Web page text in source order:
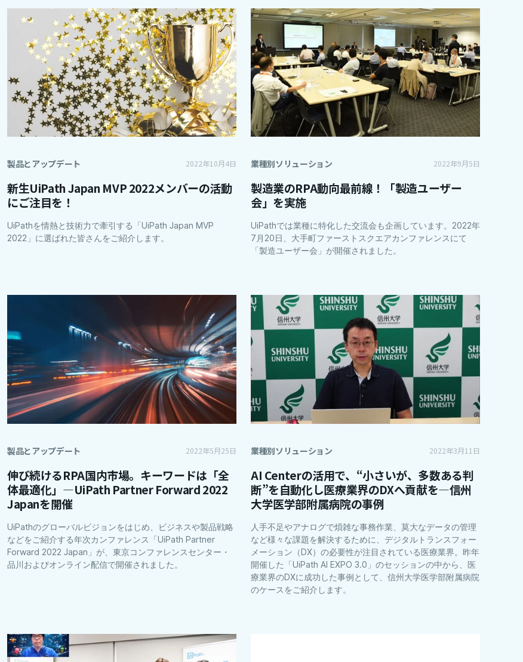
製品とアップデート 2022年10月4日
新生UiPath Japan MVP 2022メンバーの活動
にご注目を！
UiPathを情熱と技術力で牽引する「UiPath Japan MVP
2022」に選ばれた皆さんをご紹介します。
業種別ソリューション 2022年9月5日
製造業のRPA動向最前線！「製造ユーザー
会」を実施
UiPathでは業種に特化した交流会も企画しています。2022年
7月20日、大手町ファーストスクエアカンファレンスにて
「製造ユーザー会」が開催されました。
製品とアップデート 2022年5月25日
伸び続けるRPA国内市場。キーワードは「全
体最適化」―UiPath Partner Forward 2022
Japanを開催
UiPathのグローバルビジョンをはじめ、ビジネスや製品戦略
などをご紹介する年次カンファレンス「UiPath Partner
Forward 2022 Japan」が、東京コンファレンスセンター・
品川およびオンライン配信で開催されました。
業種別ソリューション 2022年3月11日
AI Centerの活用で、“小さいが、多数ある判
断”を自動化し医療業界のDXへ貢献を―信州
大学医学部附属病院の事例
人手不足やアナログで煩雑な事務作業、莫大なデータの管理
など様々な課題を解決するために、デジタルトランスフォー
メーション（DX）の必要性が注目されている医療業界。昨年
開催した「UiPath AI EXPO 3.0」のセッションの中から、医
療業界のDXに成功した事例として、信州大学医学部附属病院
のケースをご紹介します。